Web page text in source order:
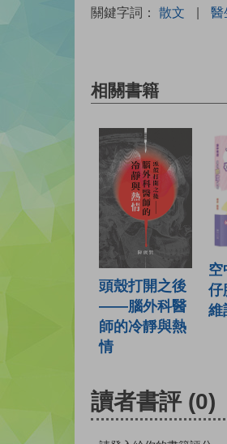
關鍵字詞： 散文 | 醫
相關書籍
頭殼打開之後
——腦外科醫
師的冷靜與熱
情
空
仔
維
讀者書評 (0)